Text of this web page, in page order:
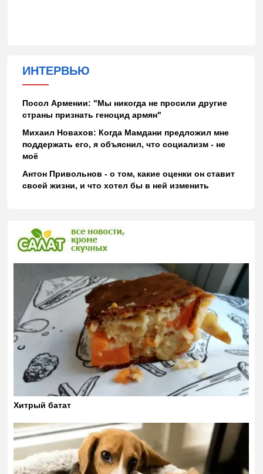
ИНТЕРВЬЮ
Посол Армении: "Мы никогда не просили другие
страны признать геноцид армян"
Михаил Новахов: Когда Мамдани предложил мне
поддержать его, я объяснил, что социализм - не
моё
Антон Привольнов - о том, какие оценки он ставит
своей жизни, и что хотел бы в ней изменить